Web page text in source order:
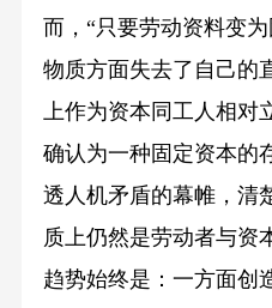
而，“只要劳动资料变
物质方面失去了自己的
上作为资本同工人相对
确认为一种固定资本的
透人机矛盾的幕帷，清
质上仍然是劳动者与资
趋势始终是：一方面创